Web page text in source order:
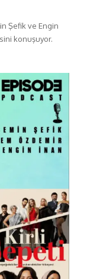
Şefik ve Engin
konuşuyor.